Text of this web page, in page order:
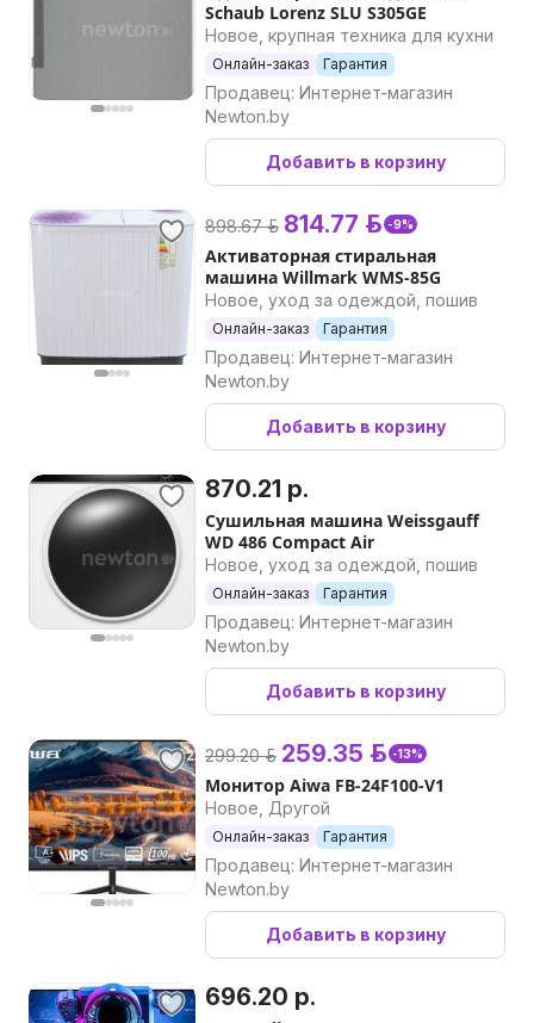
Schaub Lorenz SLU S305GE
Новое, крупная техника для кухни
Онлайн-заказ Гарантия
Продавец: Интернет-магазин
Newton.by
Добавить в корзину
898.67 р. 814.77 р. -9%
Активаторная стиральная
машина Willmark WMS-85G
Новое, уход за одеждой, пошив
Онлайн-заказ Гарантия
Продавец: Интернет-магазин
Newton.by
Добавить в корзину
870.21 р.
Сушильная машина Weissgauff
WD 486 Compact Air
Новое, уход за одеждой, пошив
Онлайн-заказ Гарантия
Продавец: Интернет-магазин
Newton.by
Добавить в корзину
299.20 р. 259.35 р. -13%
Монитор Aiwa FB-24F100-V1
Новое, Другой
Онлайн-заказ Гарантия
Продавец: Интернет-магазин
Newton.by
Добавить в корзину
696.20 р.